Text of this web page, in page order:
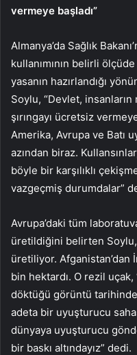
vermeye başladı”
Almanya’da Sağlık
kullanımının belirli
yasanın hazırlandığı
Soylu, “Devlet,
şırıngayı ücretsiz
Amerika, Avrupa ve Batı
azından biraz.
böyle bir karşılıklı
vazgeçmiş durumdalar”
Avrupa’daki tüm
üretildiğini belirten
üretiliyor. Afganistan’dan
bin hektardı. O rezil
döktüğü görüntü tarihinde
adeta bir uyuşturucu
dünyaya uyuşturucu
bir baskı altındayız” dedi.